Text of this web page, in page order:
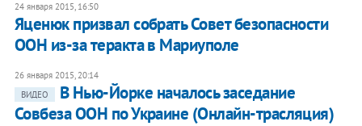
24 января 2015, 16:50
Яценюк призвал собрать Совет безопасности
ООН из-за теракта в Мариуполе
26 января 2015, 20:14
ВИДЕО
В Нью-Йорке началось заседание
Совбеза ООН по Украине (Онлайн-трасляция)